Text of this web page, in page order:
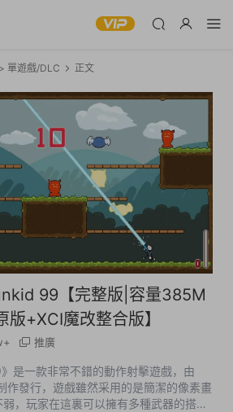
單遊戲/DLC 正文
99【完整版|容量385M
+XCI魔改整合版】
推廣
是一款非常不錯的動作射擊遊戲，由
作發行，遊戲雖然采用的是簡潔的像素畫
，玩家在這裏可以擁有多種武器的搭配